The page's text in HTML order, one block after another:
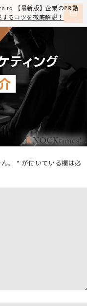
to 【最新版】企業のPR動
るコツを徹底解説！
。 * が付いている欄は必